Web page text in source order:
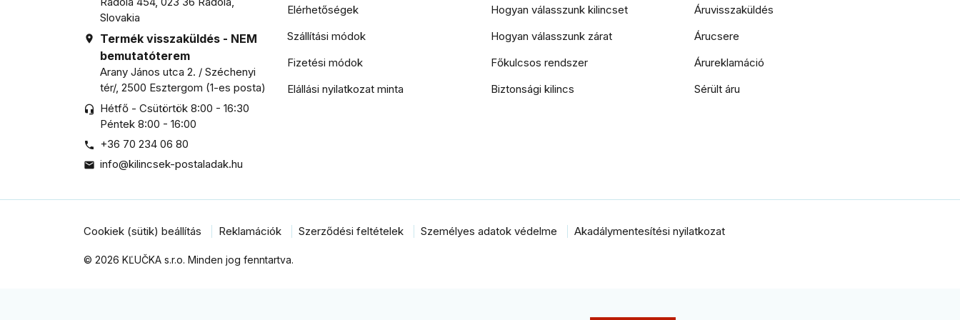
Slovakia

Termék visszaküldés - NEM
bemutatóterem
Arany János utca 2. / Széchenyi
tér/, 2500 Esztergom (1-es posta)
headset_mic
Hétfő - Csütörtök 8:00 - 16:30
Péntek 8:00 - 16:00
 +36 70 234 06 80
 info@kilincsek-postaladak.hu
Elérhetőségek
Szállítási módok
Fizetési módok
Elállási nyilatkozat minta
Hogyan válasszunk kilincset
Hogyan válasszunk zárat
Főkulcsos rendszer
Biztonsági kilincs
Áruvisszaküldés
Árucsere
Árureklamáció
Sérült áru
© 2026 KĽUČKA s.r.o. Minden jog fenntartva.
Cookiek (sütik) beállítás Reklamációk Szerződési feltételek Személyes adatok védelme Akadálymentesítési nyilatkozat